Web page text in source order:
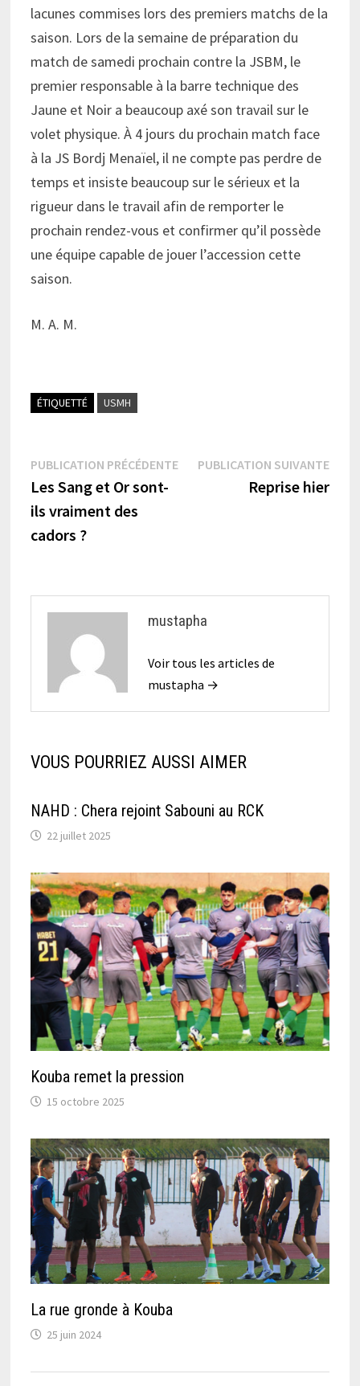
lacunes commises lors des premiers matchs de la
saison. Lors de la semaine de préparation du
match de samedi prochain contre la JSBM, le
premier responsable à la barre technique des
Jaune et Noir a beaucoup axé son travail sur le
volet physique. À 4 jours du prochain match face
à la JS Bordj Menaïel, il ne compte pas perdre de
temps et insiste beaucoup sur le sérieux et la
rigueur dans le travail afin de remporter le
prochain rendez-vous et confirmer qu’il possède
une équipe capable de jouer l’accession cette
saison.
M. A. M.
ÉTIQUETTÉ USMH
Navigation
de
l’article
PUBLICATION PRÉCÉDENTEPublication
précédente :
Les Sang et Or sont-
ils vraiment des
cadors ?
PUBLICATION SUIVANTE
Reprise hier
mustapha
Voir tous les articles de
mustapha →
VOUS POURRIEZ AUSSI AIMER
NAHD : Chera rejoint Sabouni au RCK
22 juillet 2025
Kouba remet la pression
15 octobre 2025
La rue gronde à Kouba
25 juin 2024